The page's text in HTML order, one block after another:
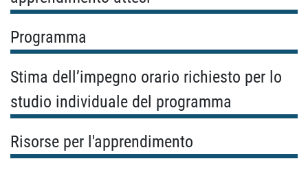
Programma
Stima dell’impegno orario richiesto per lo
studio individuale del programma
Risorse per l'apprendimento